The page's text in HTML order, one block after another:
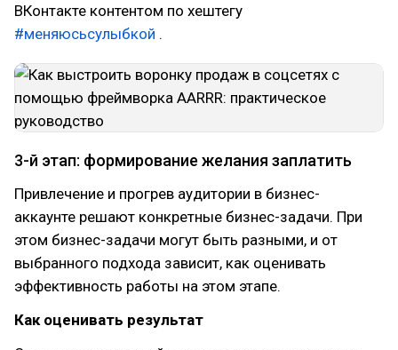
ВКонтакте контентом по хештегу
#меняюсьсулыбкой .
3-й этап: формирование желания заплатить
Привлечение и прогрев аудитории в бизнес-
аккаунте решают конкретные бизнес-задачи. При
этом бизнес-задачи могут быть разными, и от
выбранного подхода зависит, как оценивать
эффективность работы на этом этапе.
Как оценивать результат